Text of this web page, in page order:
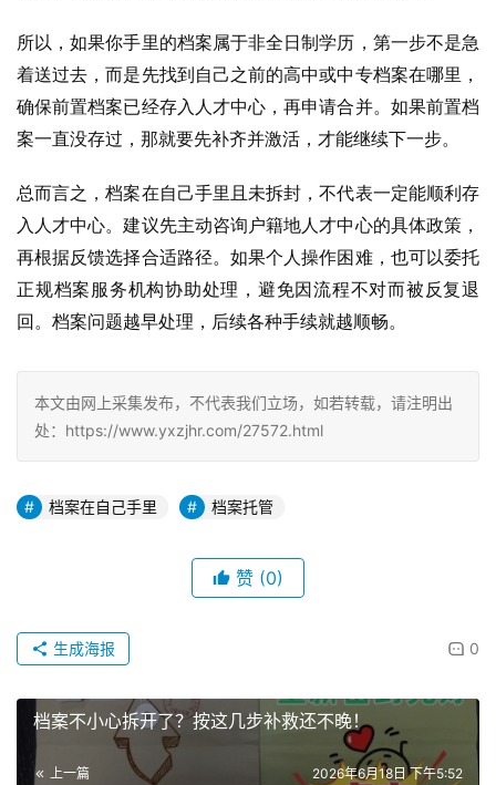
所以，如果你手里的档案属于非全日制学历，第一步不是急
着送过去，而是先找到自己之前的高中或中专档案在哪里，
确保前置档案已经存入人才中心，再申请合并。如果前置档
案一直没存过，那就要先补齐并激活，才能继续下一步。
总而言之，档案在自己手里且未拆封，不代表一定能顺利存
入人才中心。建议先主动咨询户籍地人才中心的具体政策，
再根据反馈选择合适路径。如果个人操作困难，也可以委托
正规档案服务机构协助处理，避免因流程不对而被反复退
回。档案问题越早处理，后续各种手续就越顺畅。
本文由网上采集发布，不代表我们立场，如若转载，请注明出
处：https://www.yxzjhr.com/27572.html
档案在自己手里 档案托管
赞 (0)
0
生成海报
档案不小心拆开了？按这几步补救还不晚！
上一篇 2026年6月18日 下午5:52